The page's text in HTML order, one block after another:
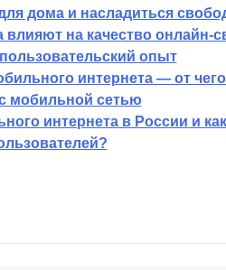
дома и насладиться
влияют на качество онлайн-
опыт
интернета — от чего
мобильной сетью
интернета в России и